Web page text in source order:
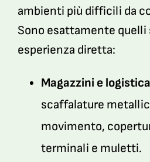
ambienti più difficili da
Sono esattamente quelli
esperienza diretta:
Magazzini e
scaffalature
movimento,
terminali e muletti.